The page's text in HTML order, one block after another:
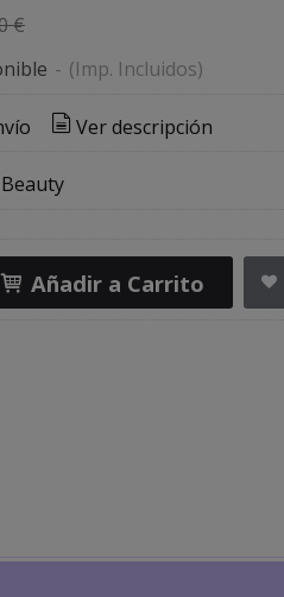
€
- (Imp. Incluidos)
Ver descripción
Añadir a Carrito